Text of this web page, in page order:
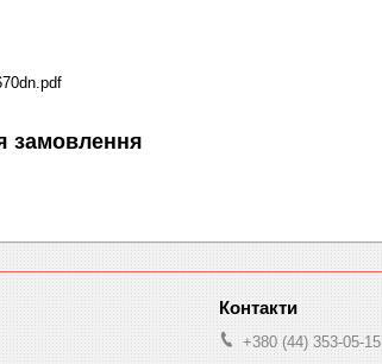
замовлення
+380 (44) 353-05-15